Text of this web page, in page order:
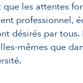
les attentes
professionnel,
désirés par
mêmes que